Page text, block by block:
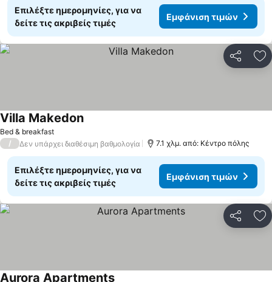
Επιλέξτε ημερομηνίες, για να
δείτε τις ακριβείς τιμές
Εμφάνιση τιμών
Bed & breakfast
Villa MakedonΕμφάνιση τιμών
/ Δεν υπάρχει διαθέσιμη βαθμολογία 7.1 χλμ. από: Κέντρο πόλης
Επιλέξτε ημερομηνίες, για να
δείτε τις ακριβείς τιμές
Εμφάνιση τιμών
Aurora Apartments